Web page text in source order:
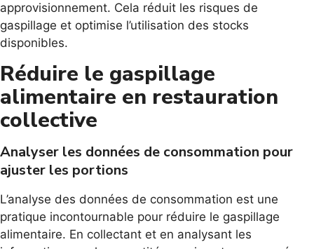
approvisionnement. Cela réduit les risques de
gaspillage et optimise l’utilisation des stocks
disponibles.
Réduire le gaspillage
alimentaire en restauration
collective
Analyser les données de consommation pour
ajuster les portions
L’analyse des données de consommation est une
pratique incontournable pour réduire le gaspillage
alimentaire. En collectant et en analysant les